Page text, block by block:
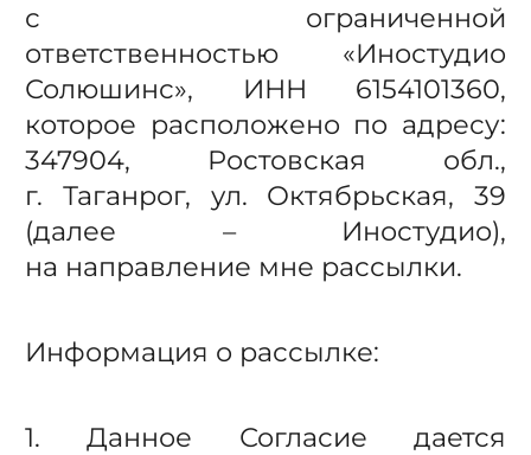
с ограниченной
ответственностью «Иностудио
Солюшинс», ИНН 6154101360,
которое расположено по адресу:
347904, Ростовская обл.,
г. Таганрог, ул. Октябрьская, 39
(далее – Иностудио),
на направление мне рассылки.
Информация о рассылке:
1. Данное Согласие дается